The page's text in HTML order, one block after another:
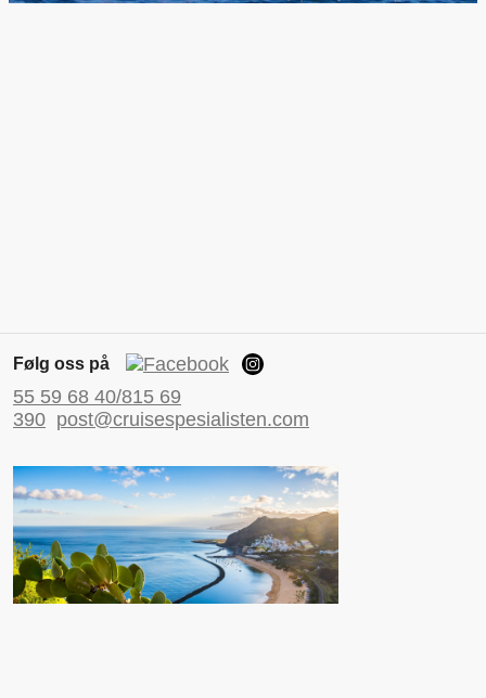
Følg oss på
55 59 68 40/815 69
390 post@cruisespesialisten.com